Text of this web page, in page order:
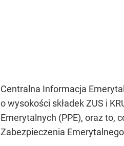
Centralna Informacja
o wysokości składek ZUS i
Emerytalnych (PPE), oraz to,
Zabezpieczenia